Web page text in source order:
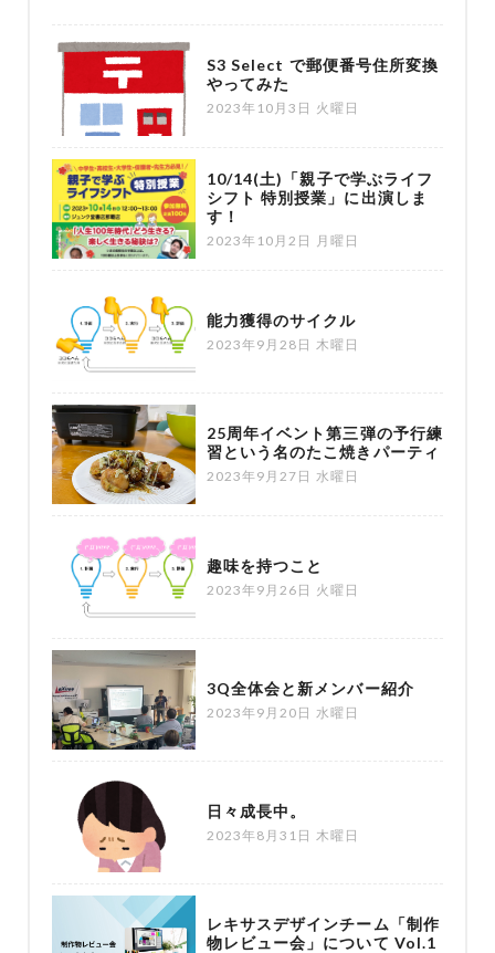
S3 Select で郵便番号住所変換
やってみた
2023年10月3日 火曜日
10/14(土)「親子で学ぶライフ
シフト 特別授業」に出演しま
す！
2023年10月2日 月曜日
能力獲得のサイクル
2023年9月28日 木曜日
25周年イベント第三弾の予行練
習という名のたこ焼きパーティ
2023年9月27日 水曜日
趣味を持つこと
2023年9月26日 火曜日
3Q全体会と新メンバー紹介
2023年9月20日 水曜日
日々成長中。
2023年8月31日 木曜日
レキサスデザインチーム「制作
物レビュー会」について Vol.1